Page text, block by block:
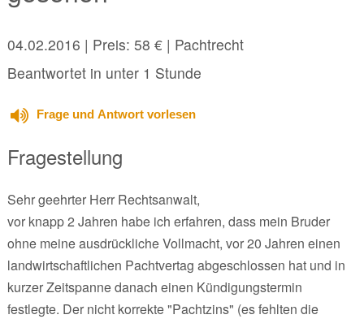
04.02.2016 | Preis: 58 € | Pachtrecht
Beantwortet in unter 1 Stunde
Frage und Antwort vorlesen
Fragestellung
Sehr geehrter Herr Rechtsanwalt,
vor knapp 2 Jahren habe ich erfahren, dass mein Bruder
ohne meine ausdrückliche Vollmacht, vor 20 Jahren einen
landwirtschaftlichen Pachtvertag abgeschlossen hat und in
kurzer Zeitspanne danach einen Kündigungstermin
festlegte. Der nicht korrekte "Pachtzins" (es fehlten die